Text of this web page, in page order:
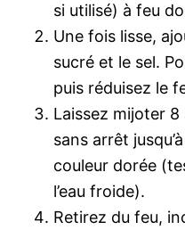
si utilisé) à feu
Une fois lisse,
sucré et le sel.
puis réduisez le
Laissez mijoter
sans arrêt
couleur dorée
l’eau froide).
Retirez du feu,